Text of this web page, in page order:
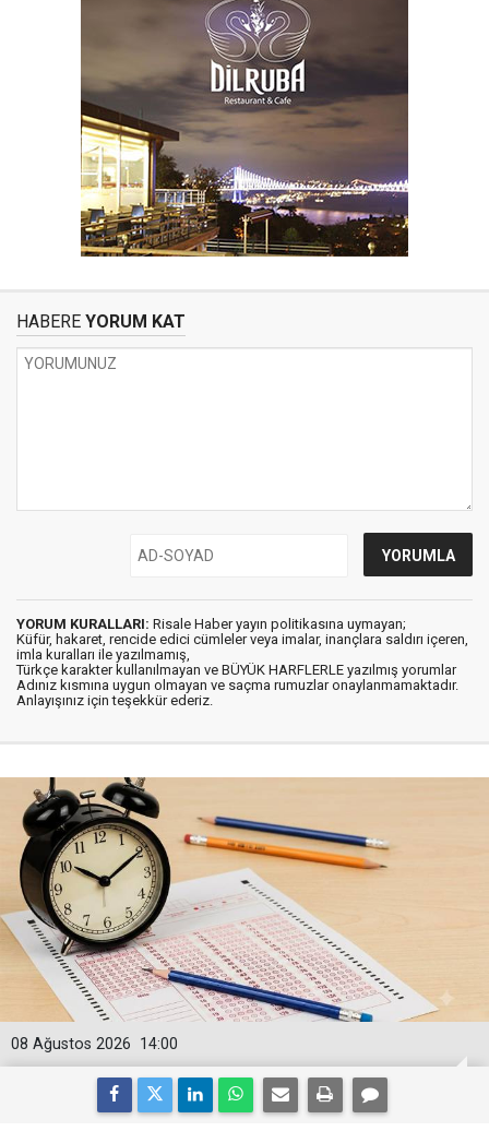
HABERE YORUM KAT
YORUM KURALLARI: Risale Haber yayın politikasına uymayan;
Küfür, hakaret, rencide edici cümleler veya imalar, inançlara saldırı içeren,
imla kuralları ile yazılmamış,
Türkçe karakter kullanılmayan ve BÜYÜK HARFLERLE yazılmış yorumlar
Adınız kısmına uygun olmayan ve saçma rumuzlar onaylanmamaktadır.
Anlayışınız için teşekkür ederiz.
14:00
08 Ağustos 2026